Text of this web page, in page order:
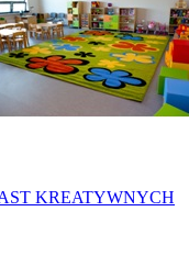
KREATYWNYCH